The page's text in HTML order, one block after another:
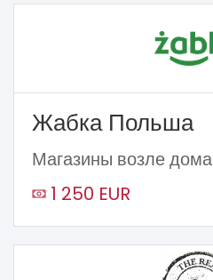
Жабка Польша
Магазины возле дома
1 250 EUR